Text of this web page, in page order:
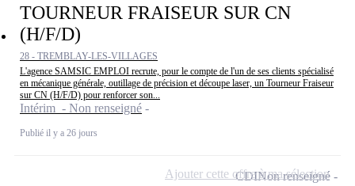
TOURNEUR FRAISEUR SUR CN
(H/F/D)
28 - TREMBLAY-LES-VILLAGES
L'agence SAMSIC EMPLOI recrute, pour le compte de l'un de ses clients spécialisé
en mécanique générale, outillage de précision et découpe laser, un Tourneur Fraiseur
sur CN (H/F/D) pour renforcer son...
Intérim - Non renseigné
Publié il y a 26 jours
CDINon renseigné
Ajouter cette offre à ma sélection